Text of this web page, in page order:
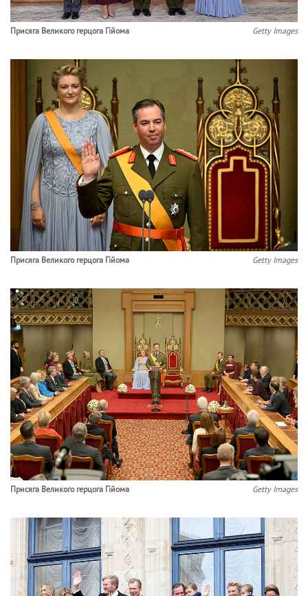
Присяга Великого герцога Гійома Getty Images
Присяга Великого герцога Гійома Getty Images
Присяга Великого герцога Гійома Getty Images